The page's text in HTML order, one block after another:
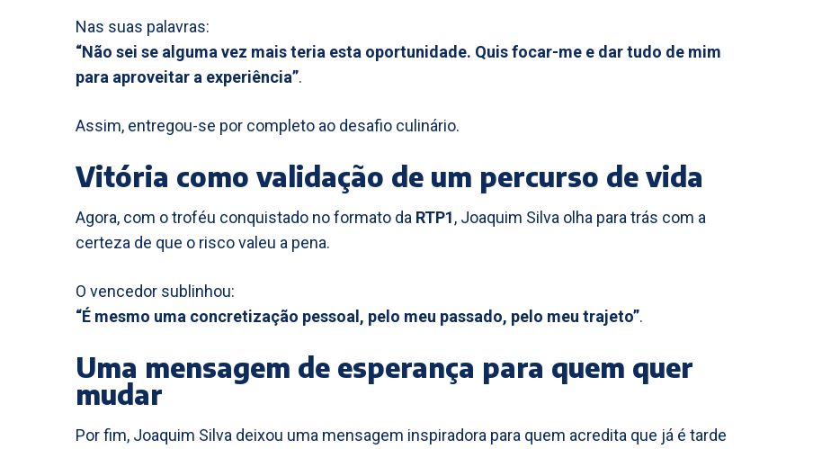
Nas suas palavras:
“Não sei se alguma vez mais teria esta oportunidade. Quis focar-me e dar tudo de mim
para aproveitar a experiência”.
Assim, entregou-se por completo ao desafio culinário.
Vitória como validação de um percurso de vida
Agora, com o troféu conquistado no formato da RTP1, Joaquim Silva olha para trás com a
certeza de que o risco valeu a pena.
O vencedor sublinhou:
“É mesmo uma concretização pessoal, pelo meu passado, pelo meu trajeto”.
Uma mensagem de esperança para quem quer
mudar
Por fim, Joaquim Silva deixou uma mensagem inspiradora para quem acredita que já é tarde